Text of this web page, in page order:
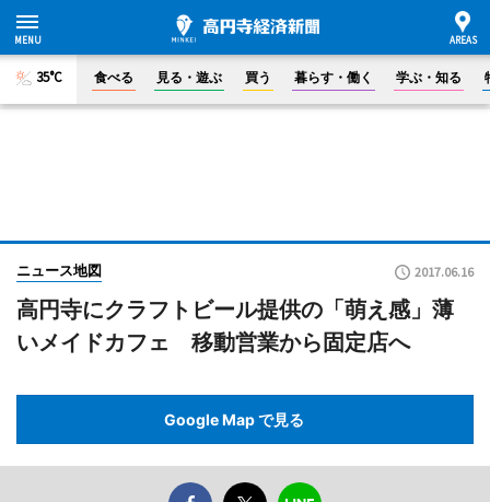
35°C 食べる 見る・遊ぶ 買う 暮らす・働く 学ぶ・知る
ニュース地図 2017.06.16
高円寺にクラフトビール提供の「萌え感」薄
いメイドカフェ 移動営業から固定店へ
Google Map で見る